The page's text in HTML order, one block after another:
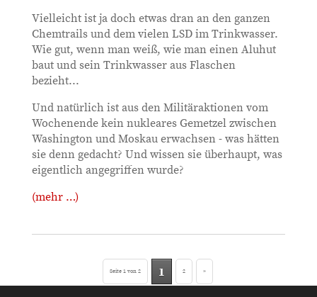
Vielleicht ist ja doch etwas dran an den ganzen
Chemtrails und dem vielen LSD im Trinkwasser.
Wie gut, wenn man weiß, wie man einen Aluhut
baut und sein Trinkwasser aus Flaschen
bezieht...
Und natürlich ist aus den Militäraktionen vom
Wochenende kein nukleares Gemetzel zwischen
Washington und Moskau erwachsen - was hätten
sie denn gedacht? Und wissen sie überhaupt, was
eigentlich angegriffen wurde?
(mehr …)
Seite 1 von 2 1 2 »